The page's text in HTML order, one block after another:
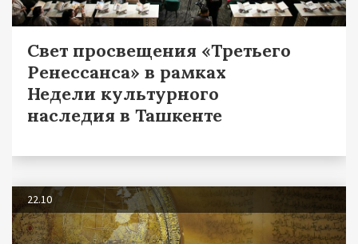
Свет просвещения «Третьего
Ренессанса» в рамках
Недели культурного
наследия в Ташкенте
22.10